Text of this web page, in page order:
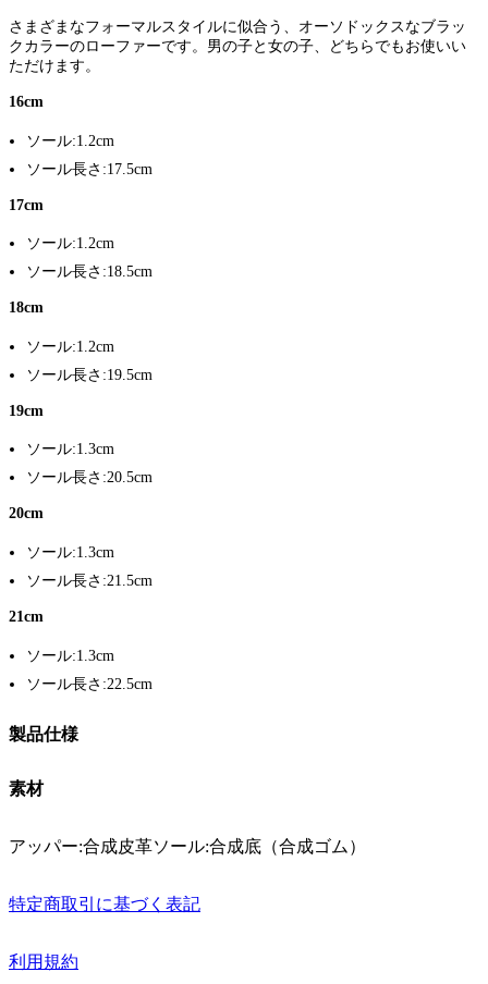
さまざまなフォーマルスタイルに似合う、オーソドックスなブラッ
クカラーのローファーです。男の子と女の子、どちらでもお使いい
ただけます。
16cm
ソール:1.2cm
ソール長さ:17.5cm
17cm
ソール:1.2cm
ソール長さ:18.5cm
18cm
ソール:1.2cm
ソール長さ:19.5cm
19cm
ソール:1.3cm
ソール長さ:20.5cm
20cm
ソール:1.3cm
ソール長さ:21.5cm
21cm
ソール:1.3cm
ソール長さ:22.5cm
製品仕様
素材
アッパー:合成皮革ソール:合成底（合成ゴム）
特定商取引に基づく表記
利用規約